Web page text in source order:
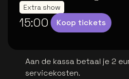
Extra show
15:00 Koop tickets
Aan de kassa betaal je 2
servicekosten.